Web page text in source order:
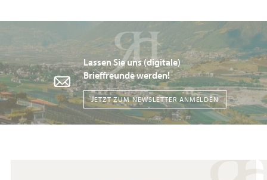
Lassen Sie uns (digitale)
Brieffreunde werden!
JETZT ZUM NEWSLETTER ANMELDEN